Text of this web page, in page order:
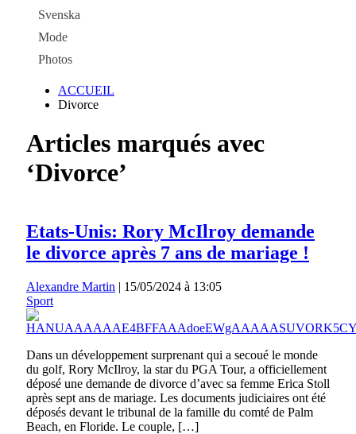
Svenska
Mode
Photos
ACCUEIL
Divorce
Articles marqués avec
‘Divorce’
Etats-Unis: Rory McIlroy demande
le divorce après 7 ans de mariage !
Alexandre Martin | 15/05/2024 à 13:05
Sport
Dans un développement surprenant qui a secoué le monde
du golf, Rory McIlroy, la star du PGA Tour, a officiellement
déposé une demande de divorce d’avec sa femme Erica Stoll
après sept ans de mariage. Les documents judiciaires ont été
déposés devant le tribunal de la famille du comté de Palm
Beach, en Floride. Le couple, […]